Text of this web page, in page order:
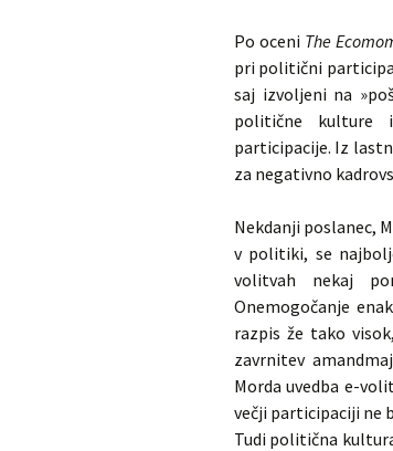
Po oceni The
pri politični
saj izvoljeni na
politične kulture
participacije. Iz
za negativno
Nekdanji poslanec,
v politiki, se
volitvah nekaj
Onemogočanje
razpis že tako
zavrnitev
Morda uvedba e-
večji participaciji ne
Tudi politična